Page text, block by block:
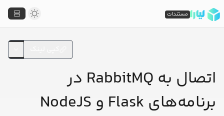
اتصال به RabbitMQ در
برنامه‌های Flask و NodeJS
مستندات